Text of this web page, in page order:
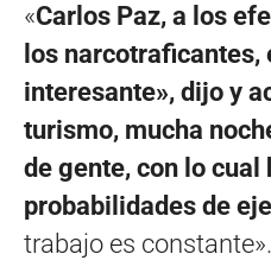
«Carlos Paz, a los
los narcotraficantes,
interesante», dijo y
turismo, mucha
de gente, con lo cual
probabilidades de
trabajo es constante».